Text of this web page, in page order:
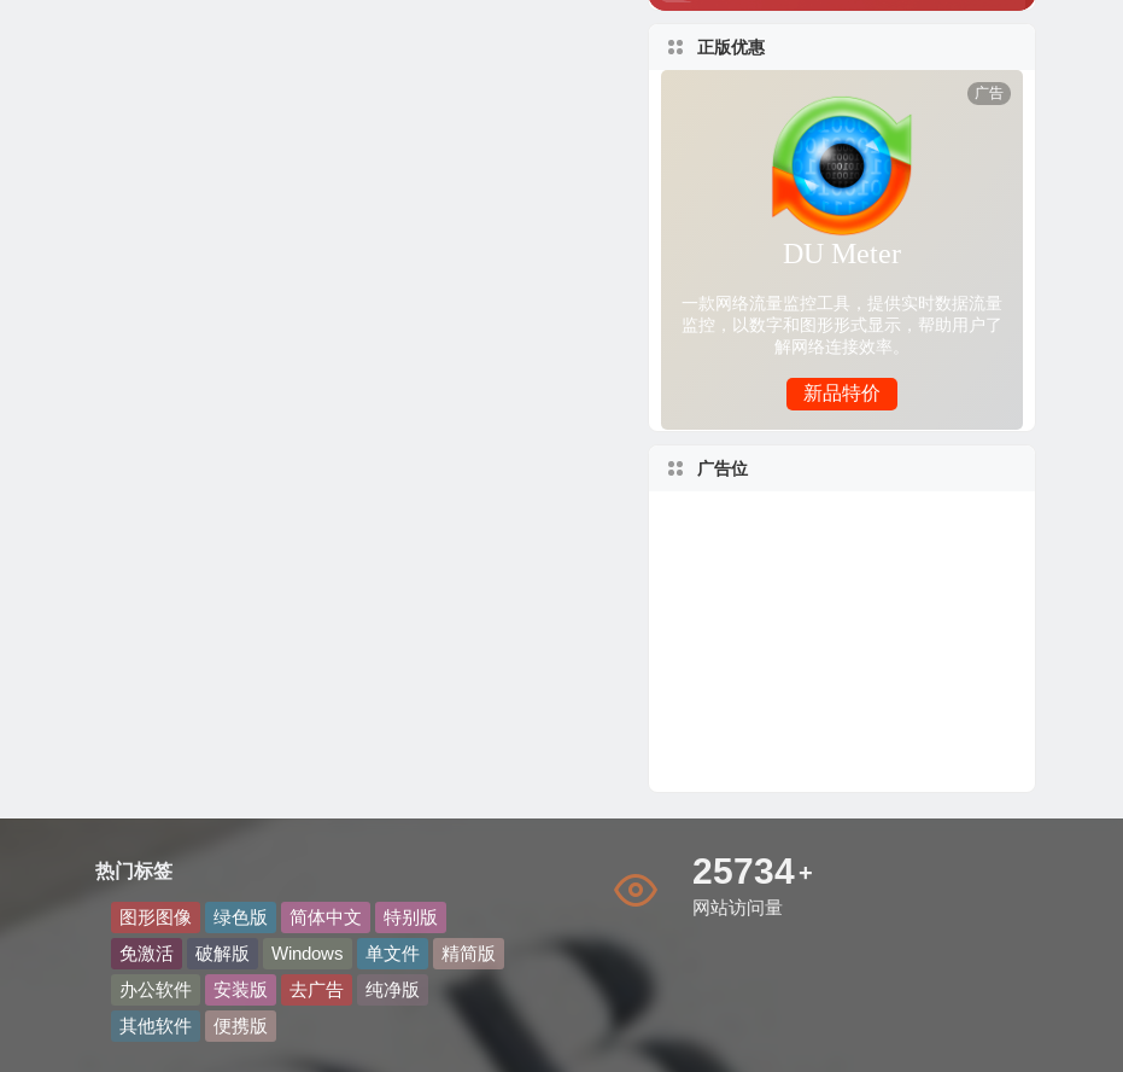
正版优惠
广告位
热门标签
图形图像 绿色版 简体中文
特别版
免激活
破解版 Windows 单文件
精简版
办公软件
安装版 去广告
纯净版
其他软件
便携版
30947+
网站访问量